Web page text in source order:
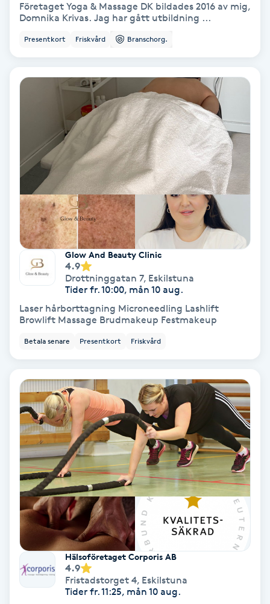
Brynplockning
Bröllopsuppsättning
Celluliter
Coachning
Color correction
Cryoterapi
Dermapen
Diamantslipning
Enzympeeling
Extensions
Extensions borttagning
Eyeliner-tatuering
Företaget Yoga & Massage DK bildades 2016 av mig,
Domnika Krivas. Jag har gått utbildning ...
Presentkort Friskvård Branschorg.
Glow And Beauty Clinic
4.9
Drottninggatan 7, Eskilstuna
Tider fr. 10:00, mån 10 aug.
Laser hårborttagning Microneedling Lashlift
Browlift Massage Brudmakeup Festmakeup
Betala senare Presentkort Friskvård
Hälsoföretaget Corporis AB
4.9
Fristadstorget 4, Eskilstuna
Tider fr. 11:25, mån 10 aug.